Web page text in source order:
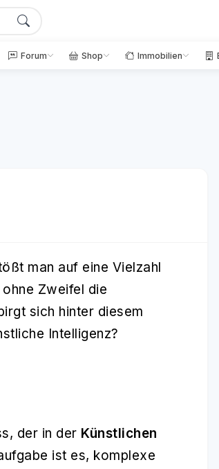
Forum Shop Immobilien
man auf eine Vielzahl
Zweifel die
sich hinter diesem
Intelligenz?
der in der Künstlichen
ist es, komplexe